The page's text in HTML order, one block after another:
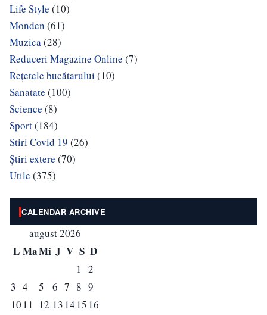
Life Style (10)
Monden (61)
Muzica(28)
Reduceri Magazine Online (7)
Rețetele bucătarului (10)
Sanatate (100)
Science (8)
Sport(184)
Stiri Covid 19 (26)
Știri extere (70)
Utile (375)
CALENDAR ARCHIVE
august 2026
L MaMi J V S D
1 2
3 4 5 6 7 8 9
10 11 12 13 14 15 16